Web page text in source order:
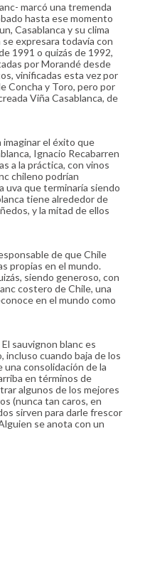
marcó una tremenda
hasta ese momento
Casablanca y su clima
expresara todavía con
1991 o quizás de 1992,
por Morandé desde
vinificadas esta vez por
Concha y Toro, pero por
Viña Casablanca, de
imaginar el éxito que
Ignacio Recabarren
a la práctica, con vinos
chileno podrían
uva que terminaría siendo
tiene alrededor de
y la mitad de ellos
de que Chile
propias en el mundo.
siendo generoso, con
costero de Chile, una
en el mundo como
sauvignon blanc es
incluso cuando baja de los
una consolidación de la
en términos de
algunos de los mejores
(nunca tan caros, en
sirven para darle frescor
se anota con un